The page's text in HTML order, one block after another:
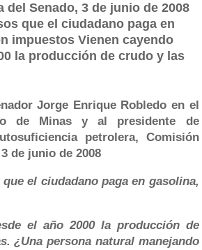
del Senado, 3 de junio de 2008
que el ciudadano paga en
impuestos Vienen cayendo
la producción de crudo y las
Jorge Enrique Robledo en el
de Minas y al presidente de
petrolera, Comisión
de junio de 2008
el ciudadano paga en gasolina,
el año 2000 la producción de
¿Una persona natural manejando